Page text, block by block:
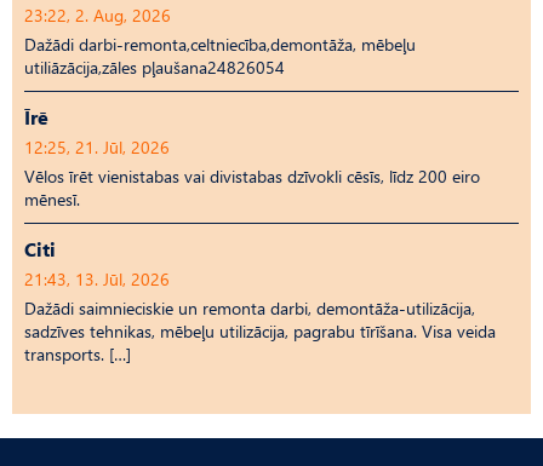
23:22, 2. Aug, 2026
Dažādi darbi-remonta,celtniecība,demontāža, mēbeļu
utiliāzācija,zāles pļaušana24826054
Īrē
12:25, 21. Jūl, 2026
Vēlos īrēt vienistabas vai divistabas dzīvokli cēsīs, līdz 200 eiro
mēnesī.
Citi
21:43, 13. Jūl, 2026
Dažādi saimnieciskie un remonta darbi, demontāža-utilizācija,
sadzīves tehnikas, mēbeļu utilizācija, pagrabu tīrīšana. Visa veida
transports. […]